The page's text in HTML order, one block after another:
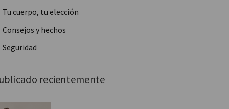
Tu cuerpo, tu elección
Consejos y hechos
Seguridad
recientemente